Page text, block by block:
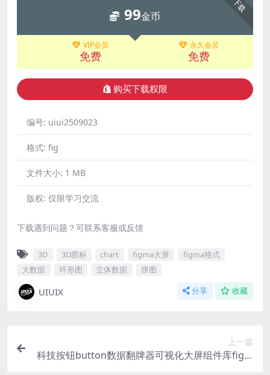
下载
99金币
VIP会员
免费
永久会员
免费
购买下载权限
编号: uiui2509023
格式: fig
文件大小: 1 MB
版权: 仅限学习交流
下载遇到问题？可联系客服或反馈
3D 3D图标 chart figma大屏
figma格式
大数据
环形图 立体数据 饼图
UIUIX 分享 收藏
上一篇
科技按钮button数据翻牌器可视化大屏组件库figm